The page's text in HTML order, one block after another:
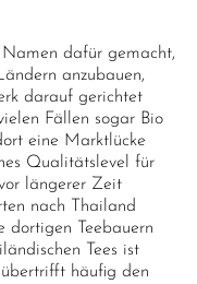
dafür gemacht,
anzubauen,
darauf gerichtet
Fällen sogar Bio
eine Marktlücke
Qualitätslevel für
längerer Zeit
nach Thailand
dortigen Teebauern
Tees ist
häufig den